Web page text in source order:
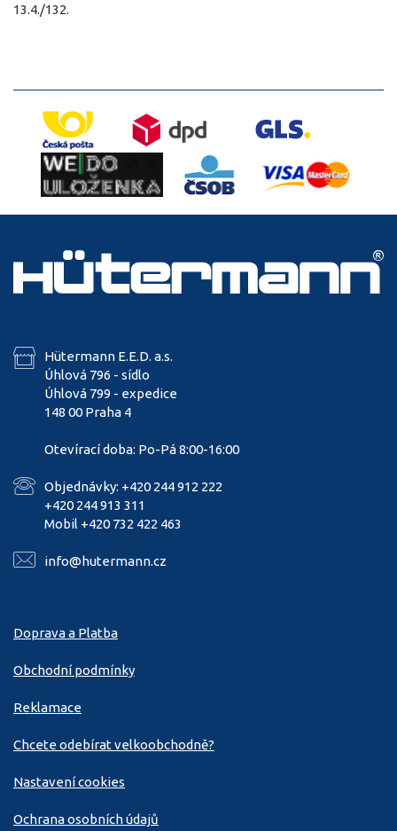
13.4./132.
Hütermann E.E.D. a.s.
Úhlová 796 - sídlo
Úhlová 799 - expedice
148 00 Praha 4
Otevírací doba: Po-Pá 8:00-16:00
Objednávky: +420 244 912 222
+420 244 913 311
Mobil +420 732 422 463
info@hutermann.cz
Doprava a Platba
Obchodní podmínky
Reklamace
Chcete odebírat velkoobchodně?
Nastavení cookies
Ochrana osobních údajů